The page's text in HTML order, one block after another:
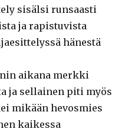
sisälsi runsaasti
ja rapistuvista
hänestä
aikana merkki
ja sellainen piti myös
mikään hevosmies
kaikessa